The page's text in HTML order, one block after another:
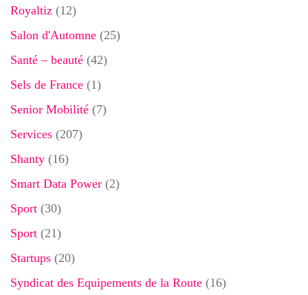
Royaltiz (12)
Salon d'Automne (25)
Santé – beauté (42)
Sels de France (1)
Senior Mobilité (7)
Services (207)
Shanty (16)
Smart Data Power (2)
Sport (30)
Sport (21)
Startups (20)
Syndicat des Equipements de la Route (16)